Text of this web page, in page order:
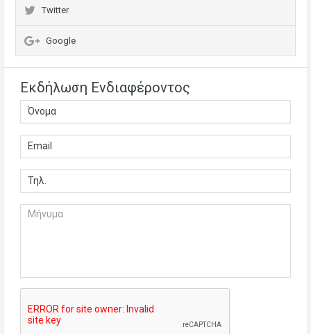
Twitter
Google
Εκδήλωση Ενδιαφέροντος